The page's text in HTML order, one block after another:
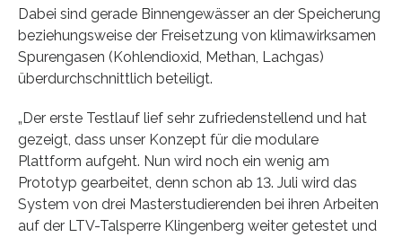
Dabei sind gerade Binnengewässer an der Speicherung
beziehungsweise der Freisetzung von klimawirksamen
Spurengasen (Kohlendioxid, Methan, Lachgas)
überdurchschnittlich beteiligt.
„Der erste Testlauf lief sehr zufriedenstellend und hat
gezeigt, dass unser Konzept für die modulare
Plattform aufgeht. Nun wird noch ein wenig am
Prototyp gearbeitet, denn schon ab 13. Juli wird das
System von drei Masterstudierenden bei ihren Arbeiten
auf der LTV-Talsperre Klingenberg weiter getestet und